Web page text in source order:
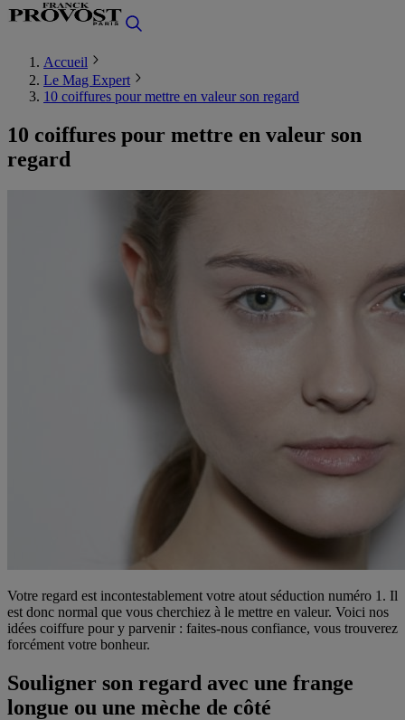
Accueil
Le Mag Expert
10 coiffures pour mettre en valeur son regard
10 coiffures pour mettre en valeur son
regard
Votre regard est incontestablement votre atout séduction numéro 1. Il
est donc normal que vous cherchiez à le mettre en valeur. Voici nos
idées coiffure pour y parvenir : faites-nous confiance, vous trouverez
forcément votre bonheur.
Souligner son regard avec une frange
longue ou une mèche de côté